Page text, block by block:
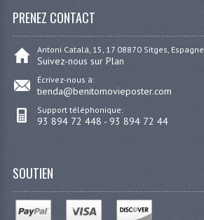
PRENEZ CONTACT
Antoni Catalá, 15, 17 08870 Sitges, Espagne
Suivez-nous sur Plan
Écrivez-nous à:
tienda@benitomovieposter.com
Support téléphonique:
93 894 72 448 - 93 894 72 44
SOUTIEN